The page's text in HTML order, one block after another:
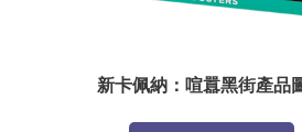
新卡佩納：喧囂黑街產品